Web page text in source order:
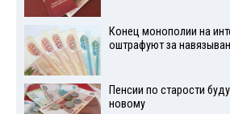
Конец монополии на
оштрафуют за
Пенсии по старости
новому